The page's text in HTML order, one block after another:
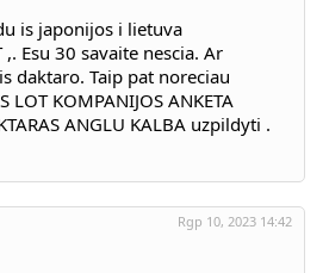
is japonijos i lietuva
Esu 30 savaite nescia. Ar
daktaro. Taip pat noreciau
KOMPANIJOS ANKETA
ANGLU KALBA uzpildyti .
Rgp 10, 2023 14:42